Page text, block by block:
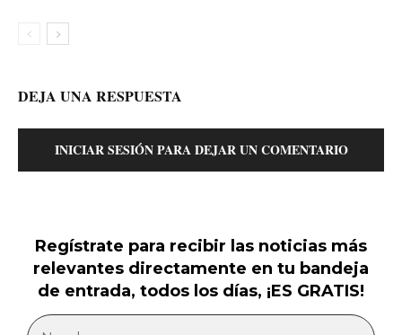
DEJA UNA RESPUESTA
INICIAR SESIÓN PARA DEJAR UN COMENTARIO
Regístrate para recibir las noticias más
relevantes directamente en tu bandeja
de entrada, todos los días, ¡ES GRATIS!